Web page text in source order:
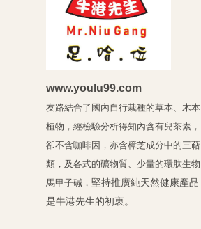
www.youlu99.com
友路結合了國內自行栽種的草本、木本
植物，經檢驗分析得知內含有兒茶素，
卻不含咖啡因，亦含樟芝成分中的三萜
類，及各式的礦物質、少量的環肽生物
馬甲子碱， 堅持推廣純天然健康產品
是牛港先生的初衷。